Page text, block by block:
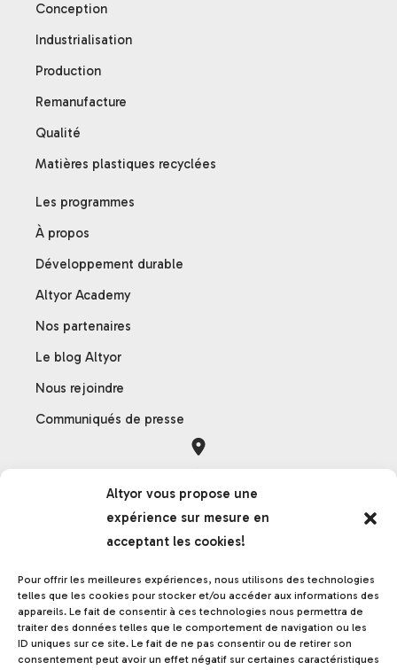
Altyor vous propose une
expérience sur mesure en
acceptant les cookies!
Pour offrir les meilleures expériences, nous utilisons des technologies
telles que les cookies pour stocker et/ou accéder aux informations des
appareils. Le fait de consentir à ces technologies nous permettra de
traiter des données telles que le comportement de navigation ou les
ID uniques sur ce site. Le fait de ne pas consentir ou de retirer son
consentement peut avoir un effet négatif sur certaines caractéristiques
Conception
Industrialisation
Production
Remanufacture
Qualité
Matières plastiques recyclées
Les programmes
À propos
Développement durable
Altyor Academy
Nos partenaires
Le blog Altyor
Nous rejoindre
Communiqués de presse
121 rue des Hêtres
45590 Saint-Cyr-en-Val
France
Grenoble
17 rue de la frise